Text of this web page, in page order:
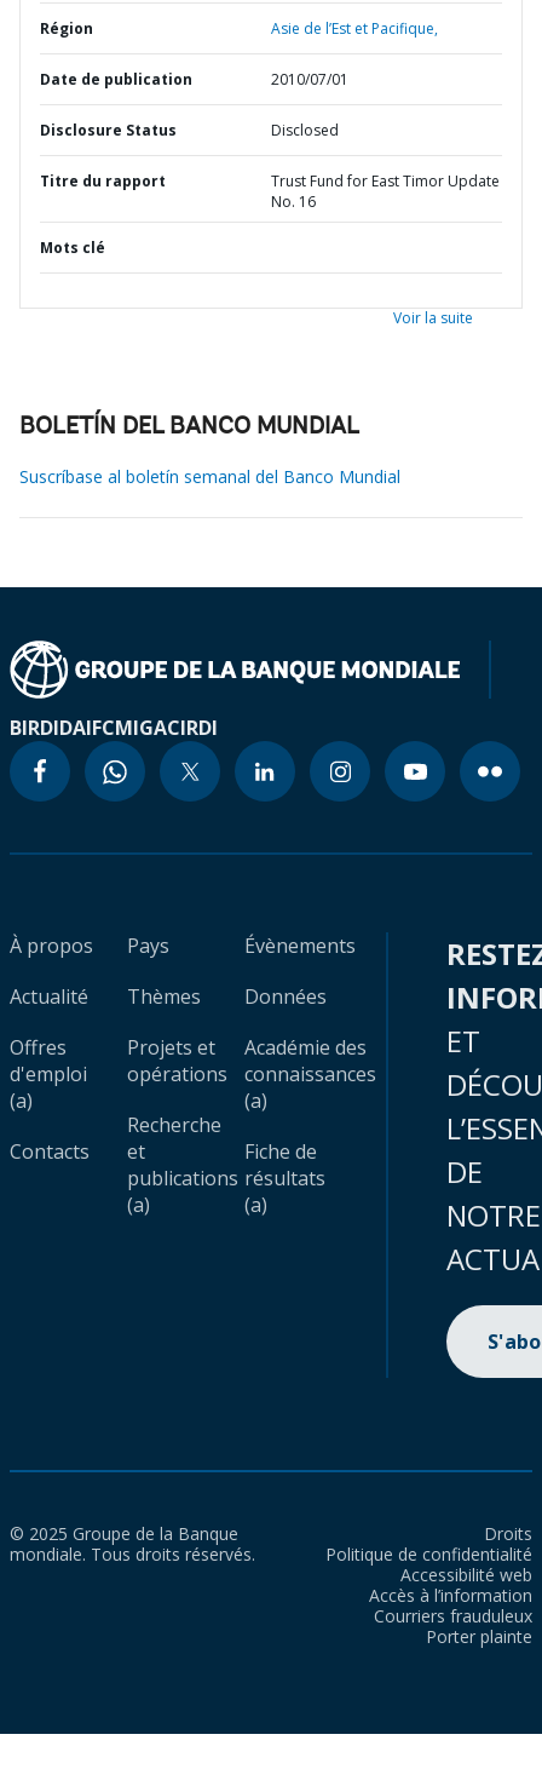
Région Asie de l’Est et Pacifique,
Date de publication 2010/07/01
Disclosure Status Disclosed
Titre du rapport
Trust Fund for East Timor Update
No. 16
Mots clé
Voir la suite
BOLETÍN DEL BANCO MUNDIAL
Suscríbase al boletín semanal del Banco Mundial
BIRDIDAIFCMIGACIRDI
À propos
Actualité
Offres
d'emploi
(a)
Contacts
Pays
Thèmes
Projets et
opérations
Recherche
et
publications
(a)
Évènements
Données
Académie des
connaissances
(a)
Fiche de
résultats
(a)
ET
DE
NOTRE
© 2025 Groupe de la Banque
mondiale. Tous droits réservés.
Droits
Politique de confidentialité
Accessibilité web
Accès à l’information
Courriers frauduleux
Porter plainte